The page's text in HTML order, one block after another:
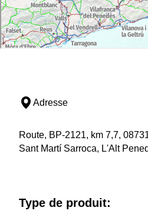
Adresse
Route, BP-2121, km 7,7,
Sant Martí Sarroca, L'Alt
Type de produit: